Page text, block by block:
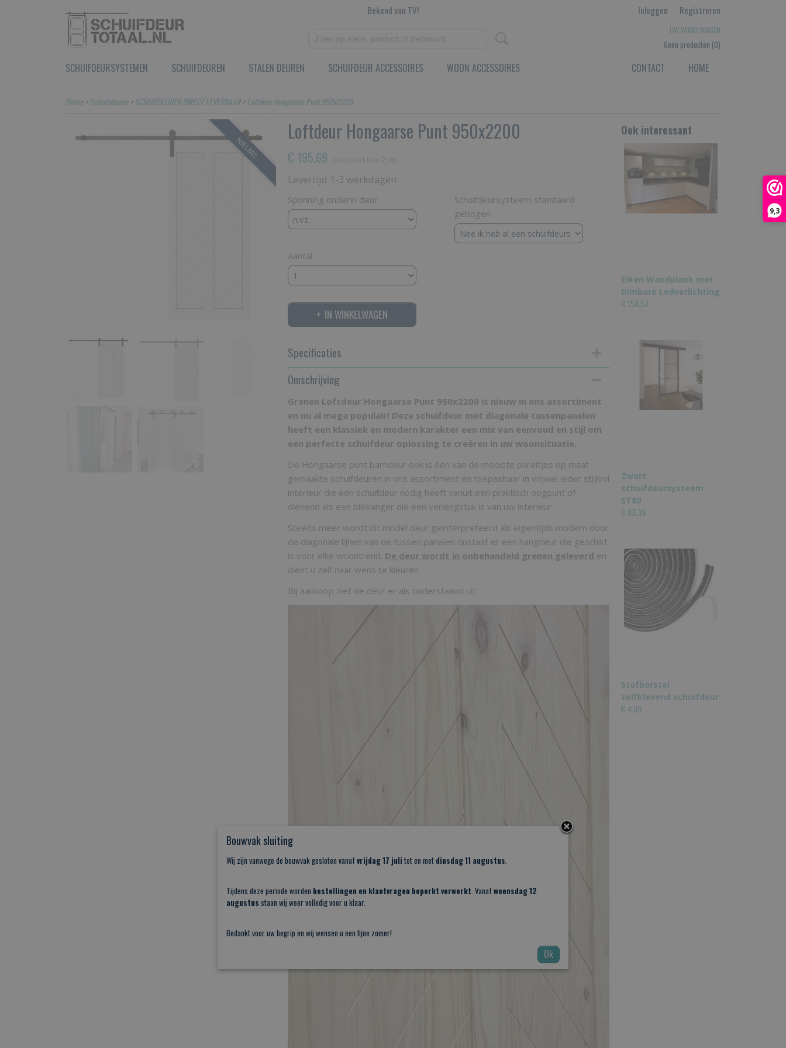
9,3
Bekend van TV! Inloggen Registreren
UW WINKELWAGEN
Geen producten (0)
HOME
CONTACT
SCHUIFDEURSYSTEMEN SCHUIFDEUREN STALEN DEUREN SCHUIFDEUR ACCESSOIRES WOON ACCESSOIRES
Home>Schuifdeuren>SCHUIFDEUREN DIRECT LEVERBAAR>Loftdeur Hongaarse Punt 950x2200
NIEUW!
Loftdeur Hongaarse Punt 950x2200
€ 195,69
Levertijd 1-3 werkdagen
Sponning onderin deur
Schuifdeursysteem standaard
gebogen
Aantal
IN WINKELWAGEN
Specificaties
Bruto gewicht
Omschrijving
Grenen Loftdeur Hongaarse Punt 950x2200 is nieuw in ons assortiment
en nu al mega populair! Deze schuifdeur met diagonale tussenpanelen
heeft een klassiek en modern karakter een mix van eenvoud en stijl om
een perfecte schuifdeur oplossing te creëren in uw woonsituatie.
De Hongaarse punt barndeur ook is één van de mooiste pareltjes op maat
gemaakte schuifdeuren in ons assortiment en toepasbaar in vrijwel ieder stijlvol
interieur die een schuifdeur nodig heeft vanuit een praktisch oogpunt of
dienend als een blikvanger die een verlengstuk is van uw interieur.
Steeds meer wordt dit model deur geïnterpreteerd als eigentijds modern door
de diagonale lijnen van de tussen panelen onstaat er een hangdeur die geschikt
is voor elke woontrend. De deur wordt in onbehandeld grenen geleverd en
dient u zelf naar wens te kleuren.
Bij aankoop ziet de deur er als onderstaand uit:
Ook interessant
Eiken Wandplank met
Dimbare Ledverlichting
€ 158,57
Zwart
schuifdeursysteem
ST80
€ 83,39
Stofborstel
zelfklevend schuifdeur
€ 4,00
Bouwvak sluiting
Wij zijn vanwege de bouwvak gesloten vanaf vrijdag 17 juli tot en met dinsdag 11 augustus.
Tijdens deze periode worden bestellingen en klantvragen beperkt verwerkt. Vanaf woensdag 12
augustus staan wij weer volledig voor u klaar.
Bedankt voor uw begrip en wij wensen u een fijne zomer!
Ok